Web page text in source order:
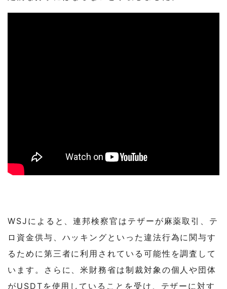
WSJによると、連邦検察官はテザーが麻薬取引、テ
ロ資金供与、ハッキングといった違法行為に関与す
るために第三者に利用されている可能性を調査して
います。さらに、米財務省は制裁対象の個人や団体
がUSDTを使用していることを受け、テザーに対す